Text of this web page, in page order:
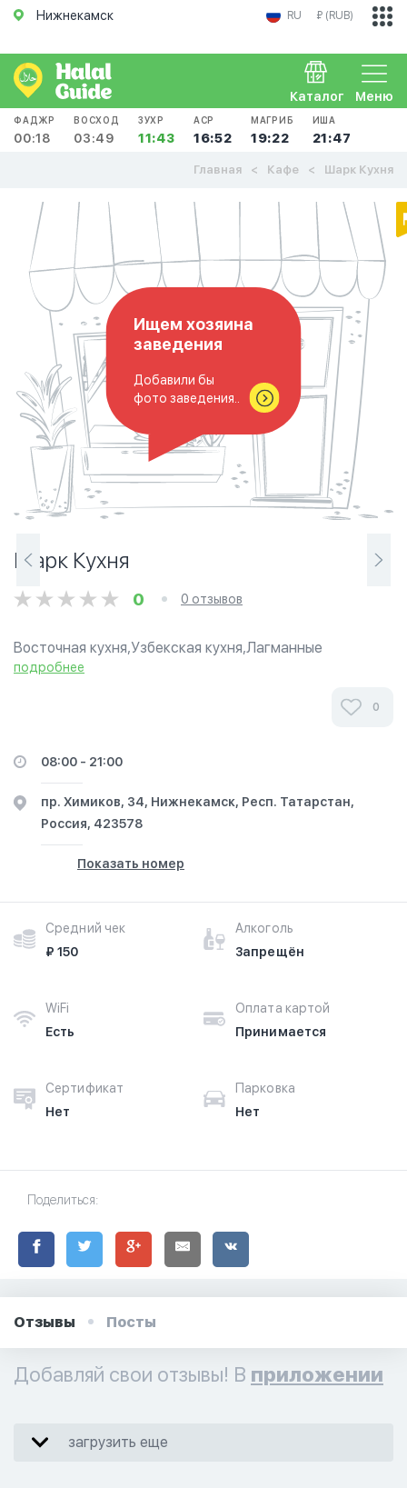
Нижнекамск RU ₽ (RUB)
Меню
Каталог
ФАДЖР
00:18
ВОСХОД
03:49
ЗУХР
11:43
АСР
16:52
МАГРИБ
19:22
ИША
21:47
Главная Кафе Шарк Кухня
Ищем хозяина
заведения
Добавили бы
фото заведения..
Шарк Кухня
0 0 отзывов
​Восточная кухня,​Узбекская кухня,​Лагманные
подробнее
0
08:00 - 21:00
пр. Химиков, 34, Нижнекамск, Респ. Татарстан,
Россия, 423578
Показать номер
Средний чек
₽ 150
Алкоголь
Запрещён
WiFi
Есть
Оплата картой
Принимается
Сертификат
Нет
Парковка
Нет
Поделиться:
Отзывы Посты
Добавляй свои отзывы! В приложении
загрузить еще